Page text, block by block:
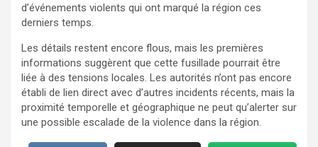
d’événements violents qui ont marqué la région ces
derniers temps.
Les détails restent encore flous, mais les premières
informations suggèrent que cette fusillade pourrait être
liée à des tensions locales. Les autorités n’ont pas encore
établi de lien direct avec d’autres incidents récents, mais la
proximité temporelle et géographique ne peut qu’alerter sur
une possible escalade de la violence dans la région.